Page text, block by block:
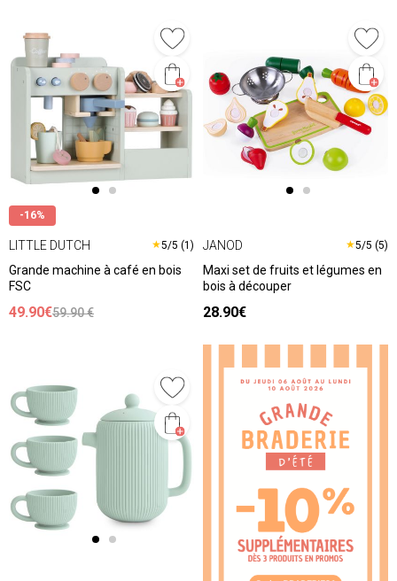
-16%
LITTLE DUTCH ★5/5 (1)
Grande machine à café en bois
FSC
49.90€59.90 €
JANOD ★5/5 (5)
Maxi set de fruits et légumes en
bois à découper
28.90€